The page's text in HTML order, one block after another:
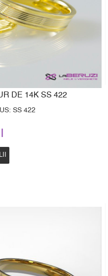
DE 14K SS 422
SS 422